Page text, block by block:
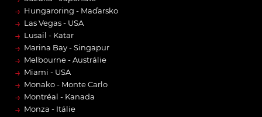
→ Hungaroring - Maďarsko
→ Las Vegas - USA
→ Lusail - Katar
→ Marina Bay - Singapur
→ Melbourne - Austrálie
→ Miami - USA
→ Monako - Monte Carlo
→ Montréal - Kanada
→ Monza - Itálie